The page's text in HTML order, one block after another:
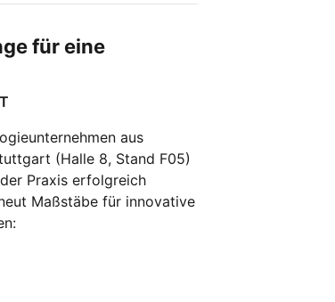
für eine
aus
(Halle 8, Stand F05)
Praxis erfolgreich
Maßstäbe für innovative